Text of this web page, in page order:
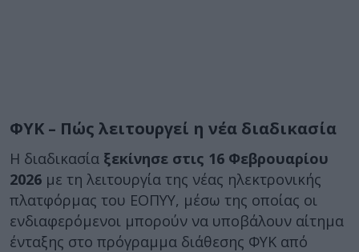
ΦΥΚ – Πώς λειτουργεί η νέα διαδικασία
Η διαδικασία ξεκίνησε στις 16 Φεβρουαρίου
2026 με τη λειτουργία της νέας ηλεκτρονικής
πλατφόρμας του ΕΟΠΥΥ, μέσω της οποίας οι
ενδιαφερόμενοι μπορούν να υποβάλουν αίτημα
ένταξης στο πρόγραμμα διάθεσης ΦΥΚ από